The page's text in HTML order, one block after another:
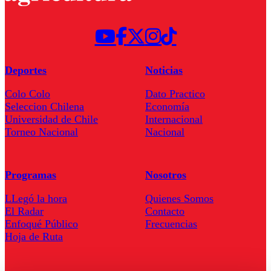
Deportes
Colo Colo
Seleccion Chilena
Universidad de Chile
Torneo Nacional
Noticias
Dato Practico
Economía
Internacional
Nacional
Programas
LLegó la hora
El Radar
Enfoqué Público
Hoja de Ruta
Nosotros
Quienes Somos
Contacto
Frecuencias